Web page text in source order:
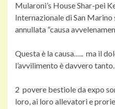
Mularoni’s House Shar-pei
Internazionale di San
annullata “causa
Questa è la causa….. ma il
l’avvilimento è davvero tanto.
2 povere bestiole da expo
loro, ai loro allevatori e